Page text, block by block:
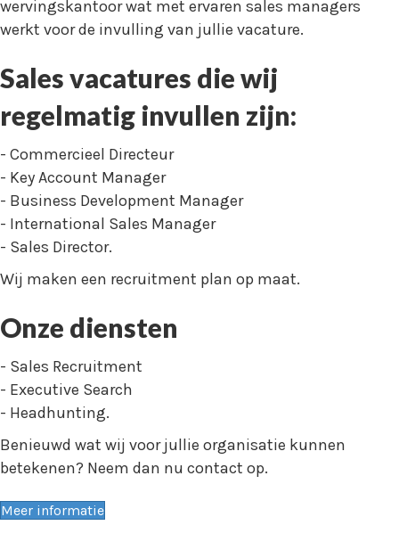
wervingskantoor wat met ervaren sales managers
werkt voor de invulling van jullie vacature.
Sales vacatures die wij
regelmatig invullen zijn:
- Commercieel Directeur
- Key Account Manager
- Business Development Manager
- International Sales Manager
- Sales Director.
Wij maken een recruitment plan op maat.
Onze diensten
- Sales Recruitment
- Executive Search
- Headhunting.
Benieuwd wat wij voor jullie organisatie kunnen
betekenen? Neem dan nu contact op.
Meer informatie